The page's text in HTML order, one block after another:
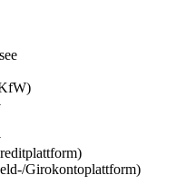
Girokontoplattform)